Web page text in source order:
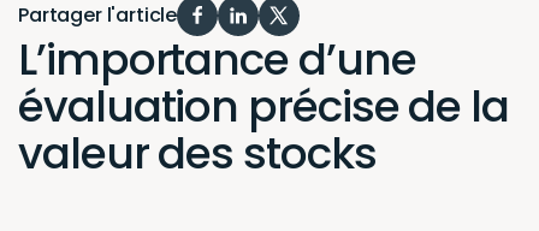
Partager l'article
L’importance d’une
évaluation précise de la
valeur des stocks